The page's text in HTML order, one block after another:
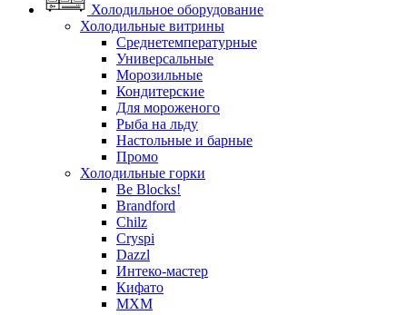
Холодильное оборудование
Холодильные витрины
Среднетемпературные
Универсальные
Морозильные
Кондитерские
Для мороженого
Рыба на льду
Настольные и барные
Промо
Холодильные горки
Be Blocks!
Brandford
Chilz
Cryspi
Dazzl
Интеко-мастер
Кифато
МХМ